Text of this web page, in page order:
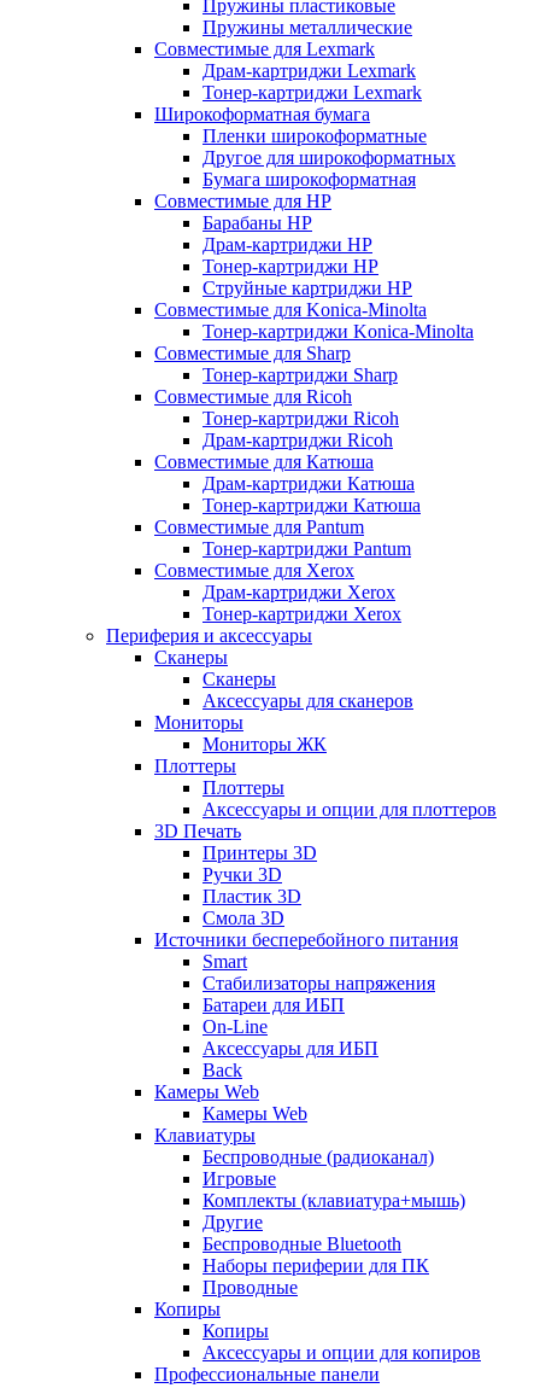
Пружины пластиковые
Пружины металлические
Совместимые для Lexmark
Драм-картриджи Lexmark
Тонер-картриджи Lexmark
Широкоформатная бумага
Пленки широкоформатные
Другое для широкоформатных
Бумага широкоформатная
Совместимые для HP
Барабаны HP
Драм-картриджи HP
Тонер-картриджи HP
Струйные картриджи HP
Совместимые для Konica-Minolta
Тонер-картриджи Konica-Minolta
Совместимые для Sharp
Тонер-картриджи Sharp
Совместимые для Ricoh
Тонер-картриджи Ricoh
Драм-картриджи Ricoh
Совместимые для Катюша
Драм-картриджи Катюша
Тонер-картриджи Катюша
Совместимые для Pantum
Тонер-картриджи Pantum
Совместимые для Xerox
Драм-картриджи Xerox
Тонер-картриджи Xerox
Периферия и аксессуары
Сканеры
Сканеры
Аксессуары для сканеров
Мониторы
Мониторы ЖК
Плоттеры
Плоттеры
Аксессуары и опции для плоттеров
3D Печать
Принтеры 3D
Ручки 3D
Пластик 3D
Смола 3D
Источники бесперебойного питания
Smart
Стабилизаторы напряжения
Батареи для ИБП
On-Line
Аксессуары для ИБП
Back
Камеры Web
Камеры Web
Клавиатуры
Беспроводные (радиоканал)
Игровые
Комплекты (клавиатура+мышь)
Другие
Беспроводные Bluetooth
Наборы периферии для ПК
Проводные
Копиры
Копиры
Аксессуары и опции для копиров
Профессиональные панели